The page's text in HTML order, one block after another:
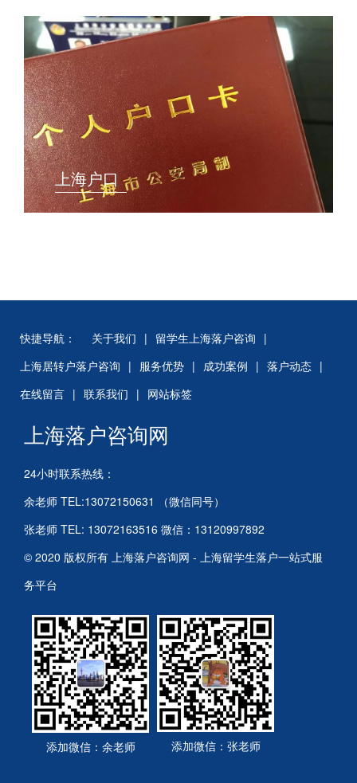
上海户口
快捷导航： 关于我们 | 留学生上海落户咨询 |
上海居转户落户咨询 | 服务优势 | 成功案例 | 落户动态 |
在线留言 | 联系我们 | 网站标签
上海落户咨询网
24小时联系热线：
余老师 TEL:13072150631 （微信同号）
张老师 TEL: 13072163516 微信：13120997892
© 2020 版权所有 上海落户咨询网 - 上海留学生落户一站式服
务平台
添加微信：余老师 添加微信：张老师